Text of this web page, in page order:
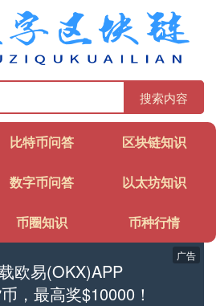
搜索内容
比特币问答 区块链知识
数字币问答 以太坊知识
币圈知识 币种行情
欧易(OKX)APP
，最高奖$10000！
广告